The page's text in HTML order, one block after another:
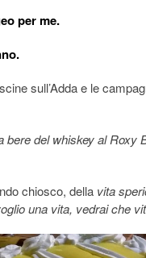
per me.
sull’Adda e le
bere del whiskey al Roxy
chiosco, della vita
una vita, vedrai che